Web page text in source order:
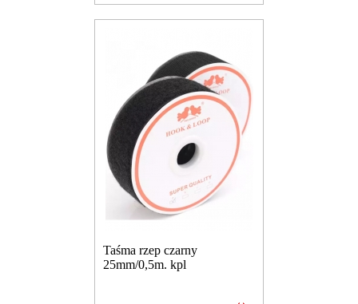
Taśma rzep czarny
25mm/0,5m. kpl